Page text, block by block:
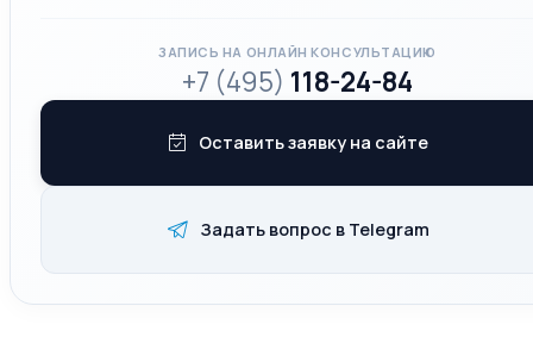
ЗАПИСЬ НА ОНЛАЙН КОНСУЛЬТАЦИЮ
+7 (495) 118-24-84
Оставить заявку на сайте
Задать вопрос в Telegram